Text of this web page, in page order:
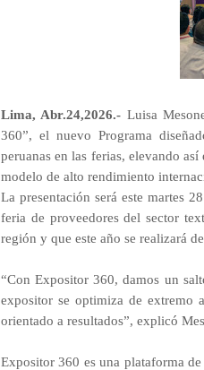
Lima, Abr.24,2026.- Luisa
360”, el nuevo Programa
peruanas en las ferias, elevando
modelo de alto rendimiento
La presentación será este martes
feria de proveedores del sector
región y que este año se realizará
“Con Expositor 360, damos un
expositor se optimiza de extremo
orientado a resultados”, explicó
Expositor 360 es una plataforma